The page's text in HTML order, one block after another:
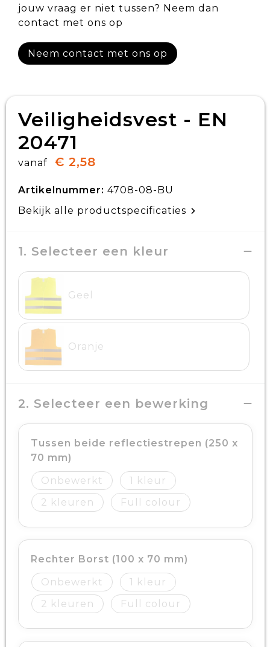
jouw vraag er niet tussen? Neem dan
contact met ons op
Neem contact met ons op
Veiligheidsvest - EN
20471
vanaf € 2,58
Artikelnummer: 4708-08-BU
Bekijk alle productspecificaties
1. Selecteer een kleur
Geel
Oranje
2. Selecteer een bewerking
Tussen beide reflectiestrepen (250 x
70 mm)
Onbewerkt
1
2
Full colour
Rechter Borst (100 x 70 mm)
Onbewerkt
1
2
Full colour